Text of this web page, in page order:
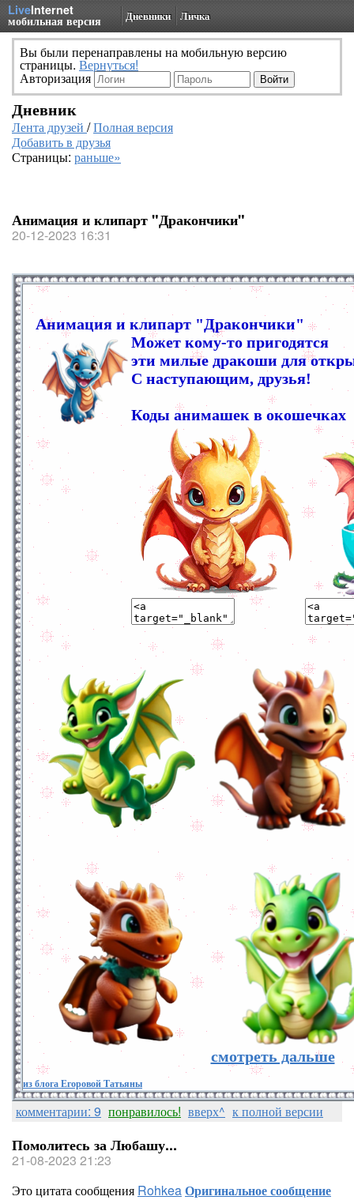
LiveInternet
мобильная версия Дневники Личка
Вы были перенаправлены на мобильную версию
страницы. Вернуться!
Авторизация
Дневник
Лента друзей /Полная версия
Добавить в друзья
Страницы: раньше»
Анимация и клипарт "Дракончики"
20-12-2023 16:31
Анимация и клипарт "Дракончики"
Может кому-то пригодятся
эти милые дракоши для
С наступающим, друзья!
Коды анимашек в окошечках
смотреть дальше
из блога Егоровой Татьяны
комментарии: 9 понравилось! вверх^ к полной версии
Помолитесь за Любашу...
21-08-2023 21:23
Это цитата сообщения RohkeaОригинальное сообщение